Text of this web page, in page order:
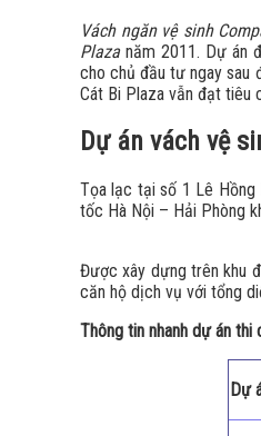
Vách ngăn vệ sinh
Plazanăm 2011. Dự án
cho chủ đầu tư ngay sau
Cát Bi Plaza vẫn đạt tiêu
Dự án vách vệ
Tọa lạc tại số 1 Lê Hồng
tốc Hà Nội – Hải Phòng
Được xây dựng trên khu
căn hộ dịch vụ với tổng
Thông tin nhanh dự án
Dự